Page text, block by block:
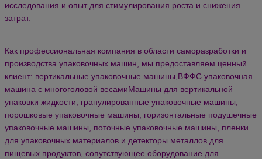
исследования и опыт для стимулирования роста и снижения
затрат.
Как профессиональная компания в области саморазработки и
производства упаковочных машин, мы предоставляем ценный
клиент: вертикальные упаковочные машины,ВФФС упаковочная
машина с многоголовой весамиМашины для вертикальной
упаковки жидкости, гранулированные упаковочные машины,
порошковые упаковочные машины, горизонтальные подушечные
упаковочные машины, поточные упаковочные машины, пленки
для упаковочных материалов и детекторы металлов для
пищевых продуктов, сопутствующее оборудование для